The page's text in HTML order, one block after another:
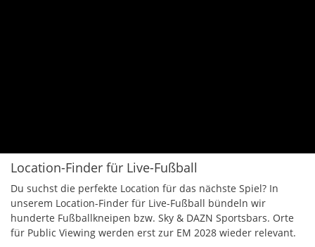
Location-Finder für Live-Fußball
Du suchst die perfekte Location für das nächste Spiel? In
unserem Location-Finder für Live-Fußball bündeln wir
hunderte Fußballkneipen bzw. Sky & DAZN Sportsbars. Orte
für Public Viewing werden erst zur EM 2028 wieder relevant.